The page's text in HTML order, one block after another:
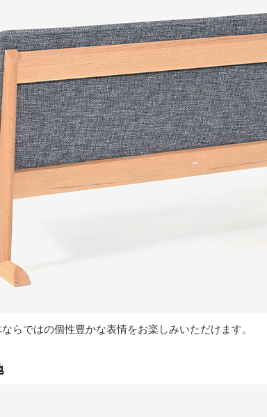
らではの個性豊かな表情をお楽しみいただけます。